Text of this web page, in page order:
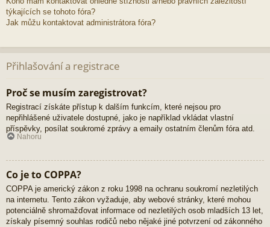
týkajících se tohoto fóra?
Jak můžu kontaktovat administrátora fóra?
Přihlašování a registrace
Proč se musím zaregistrovat?
Registrací získáte přístup k dalším funkcím, které nejsou pro
nepřihlášené uživatele dostupné, jako je například vkládat vlastní
příspěvky, posílat soukromé zprávy a emaily ostatním členům fóra atd.
Nahoru
Co je to COPPA?
COPPA je americký zákon z roku 1998 na ochranu soukromí nezletilých
na internetu. Tento zákon vyžaduje, aby webové stránky, které mohou
potenciálně shromažďovat informace od nezletilých osob mladších 13 let,
získaly písemný souhlas rodičů nebo nějaké jiné potvrzení od zákonného